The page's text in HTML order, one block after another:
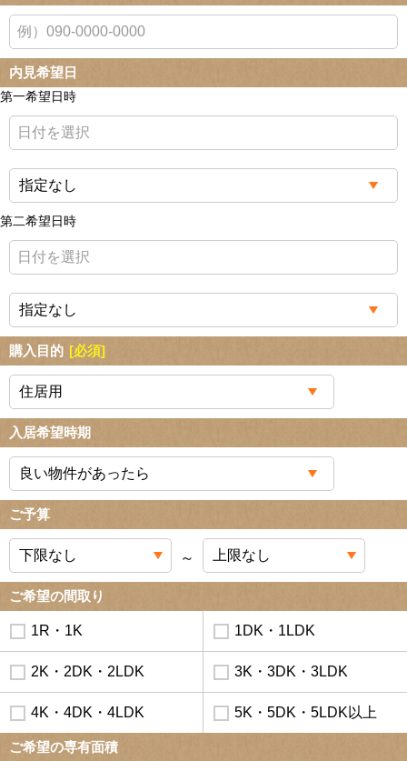
内見希望日
第一希望日時
第二希望日時
購入目的 [必須]
入居希望時期
ご予算
～
ご希望の間取り
1R・1K 1DK・1LDK
2K・2DK・2LDK 3K・3DK・3LDK
4K・4DK・4LDK 5K・5DK・5LDK以上
ご希望の専有面積